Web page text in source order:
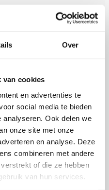
Over
van cookies
en advertenties te
social media te bieden
Ook delen we
onze site met onze
en analyse. Deze
combineren met andere
of die ze hebben
van hun services.